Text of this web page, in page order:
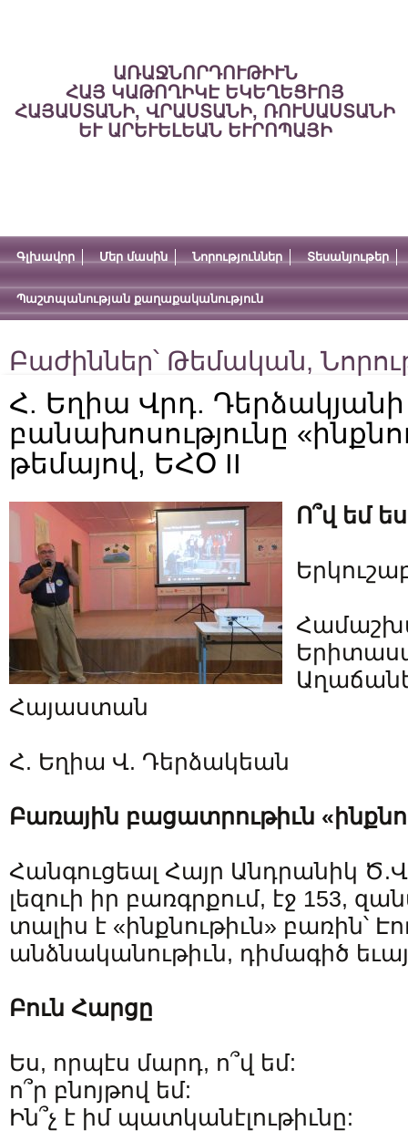
ԱՌԱՋՆՈՐԴՈՒԹԻՒՆ
ՀԱՅ ԿԱԹՈՂԻԿԷ ԵԿԵՂԵՑՒՈՅ
ՀԱՅԱՍՏԱՆԻ, ՎՐԱՍՏԱՆԻ, ՌՈՒՍԱՍՏԱՆԻ
ԵՒ ԱՐԵՒԵԼԵԱՆ ԵՒՐՈՊԱՅԻ
Գլխավոր Մեր մասին Նորություններ Տեսանյութեր
Պաշտպանության քաղաքականություն
Բաժիններ՝ Թեմական,
Հ. Եղիա Վրդ. Դերձակյանի
բանախոսությունը
թեմայով, ԵՀՕ II
Ո՞վ եմ ես
Հայաստան
Հ. Եղիա Վ. Դերձակեան
Բառային բացատրութիւն
Հանգուցեալ Հայր Անդրանիկ
լեզուի իր բառգրքում, էջ 153,
տալիս է «ինքնութիւն» բառին՝
անձնականութիւն, դիմագիծ
Բուն Հարցը
Ես, որպէս մարդ, ո՞վ եմ:
ո՞ր բնոյթով եմ:
Ին՞չ է իմ պատկանէլութիւնը: